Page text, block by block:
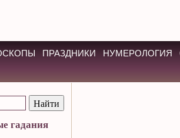
ПРАЗДНИКИ НУМЕРОЛОГИЯ
гадания